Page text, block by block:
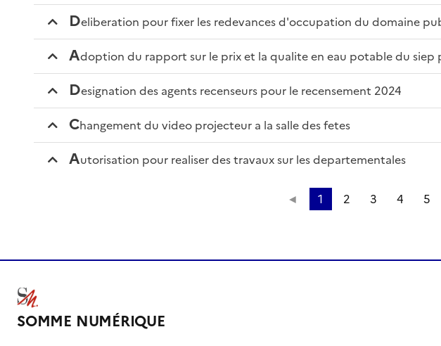
deliberation pour fixer les redevances d'occupation du domaine
adoption du rapport sur le prix et la qualite en eau potable du siep
designation des agents recenseurs pour le recensement 2024
changement du video projecteur a la salle des fetes
autorisation pour realiser des travaux sur les departementales
◄ 1 2 3 4 5
SOMME NUMÉRIQUE